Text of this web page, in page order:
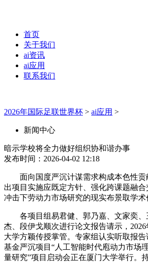
首页
关于我们
ai资讯
ai应用
联系我们
2026年国际足联世界杯 > ai应用 >
新闻中心
暗示学校将全力做好组织协和谐办事
发布时间：2026-04-02 12:18
面向国度严沉计谋需求构成本色性贡
出项目实施应既定方针、强化跨课题融
冲击下劳动力市场研究的现实布景取学术
各项目组易君健、郭乃嘉、文家奕、
杰、段伊戈顺次进行论文报告请示，2026
大学方颖传授掌管。专家组认实听取报
基金严沉项目“人工智能时代庖动力市场
量研究”项目启动会正在厦门大学举行。